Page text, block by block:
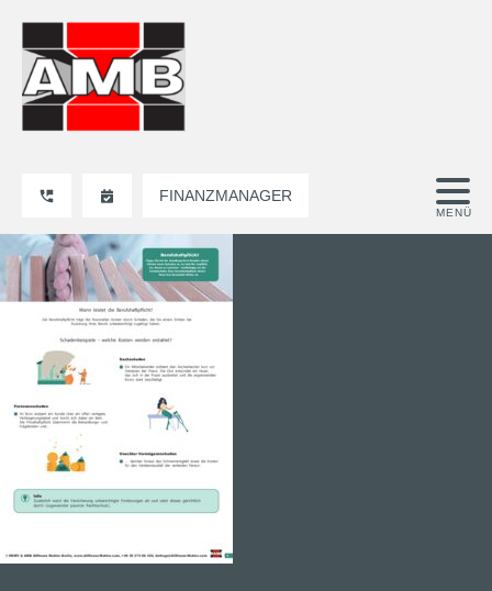
FINANZMANAGER